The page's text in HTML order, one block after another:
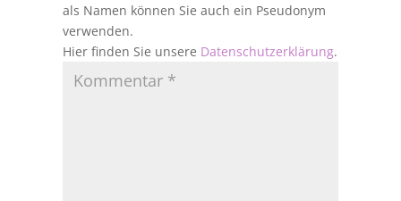
als Namen können Sie auch ein Pseudonym
verwenden.
Hier finden Sie unsere Datenschutzerklärung.